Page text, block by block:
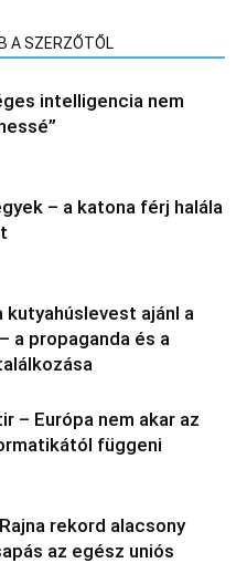
A SZERZŐTŐL
intelligencia nem
– a katona férj halála
kutyahúslevest ajánl a
a propaganda és a
– Európa nem akar az
függeni
rekord alacsony
az egész uniós